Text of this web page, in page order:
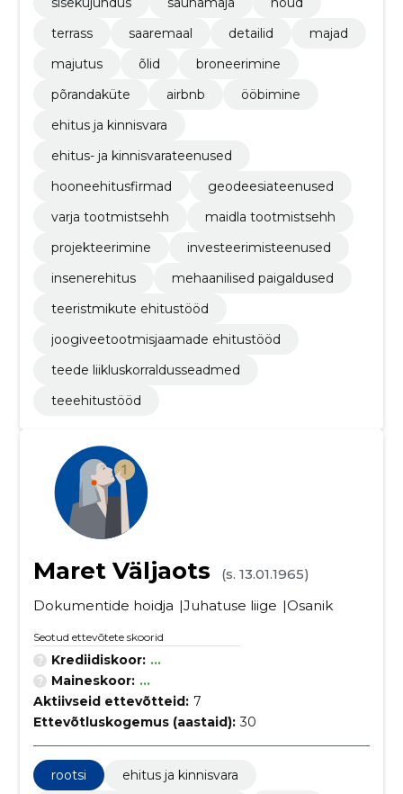
terrass
saaremaal detailid
majad
majutus
õlid
broneerimine
põrandaküte
airbnb
ööbimine
ehitus ja kinnisvara
ehitus- ja kinnisvarateenused
hooneehitusfirmad
geodeesiateenused
varja tootmistsehh
maidla tootmistsehh
projekteerimine
investeerimisteenused
insenerehitus
mehaanilised paigaldused
teeristmikute ehitustööd
joogiveetootmisjaamade ehitustööd
teede liikluskorraldusseadmed
teeehitustööd
Maret Väljaots
(s. 13.01.1965)
Dokumentide hoidja
Juhatuse liige Osanik
Seotud ettevõtete skoorid
Krediidiskoor: ...
Maineskoor: ...
Aktiivseid ettevõtteid: 7
Ettevõtluskogemus (aastaid): 30
rootsi ehitus ja kinnisvara